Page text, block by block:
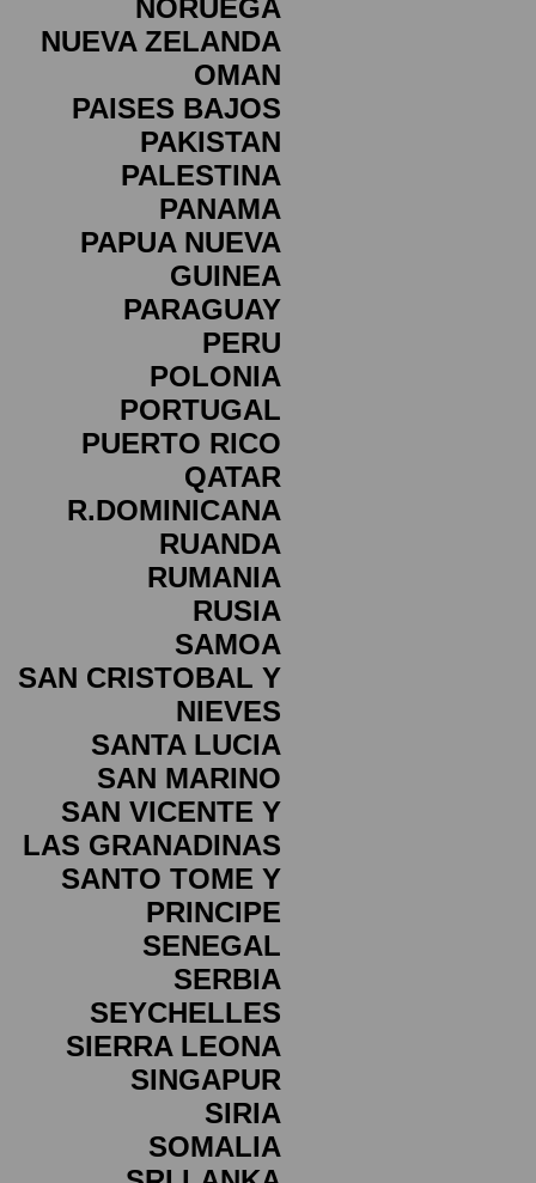
NORUEGA
NUEVA ZELANDA
OMAN
PAISES BAJOS
PAKISTAN
PALESTINA
PANAMA
PAPUA NUEVA
GUINEA
PARAGUAY
PERU
POLONIA
PORTUGAL
PUERTO RICO
QATAR
R.DOMINICANA
RUANDA
RUMANIA
RUSIA
SAMOA
SAN CRISTOBAL Y
NIEVES
SANTA LUCIA
SAN MARINO
SAN VICENTE Y
LAS GRANADINAS
SANTO TOME Y
PRINCIPE
SENEGAL
SERBIA
SEYCHELLES
SIERRA LEONA
SINGAPUR
SIRIA
SOMALIA